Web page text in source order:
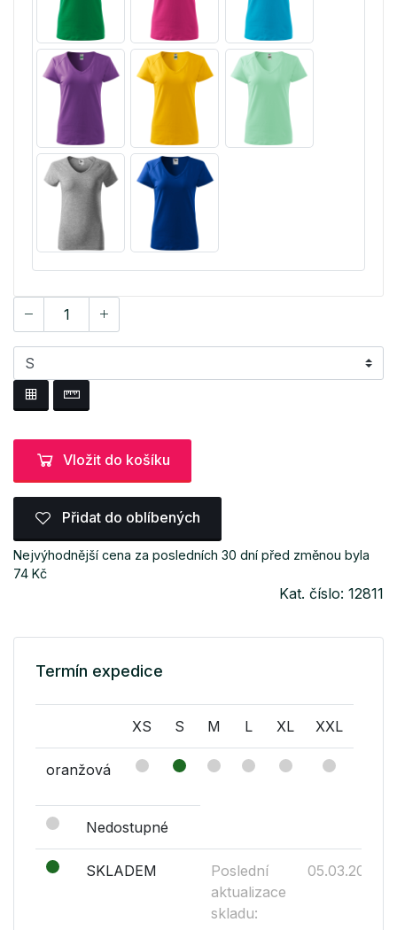
Vložit do košíku
Přidat do oblíbených
Nejvýhodnější cena za posledních 30 dní před změnou byla
74 Kč
Kat. číslo: 12811
Termín expedice
XS S M L XL XXL
oranžová
Nedostupné
SKLADEM
Poslední
aktualizace
skladu:
05.03.2019